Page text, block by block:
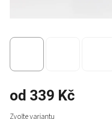
od 339 Kč
Měrná